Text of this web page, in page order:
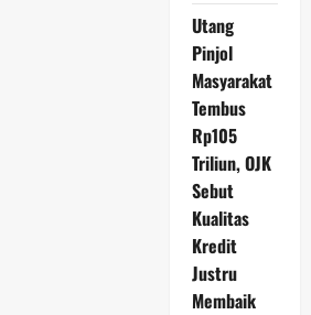
Utang
Pinjol
Masyarakat
Tembus
Rp105
Triliun, OJK
Sebut
Kualitas
Kredit
Justru
Membaik